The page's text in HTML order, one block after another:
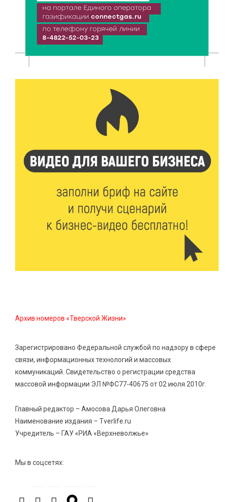
Виталий Королев: 58 пространств благоустроят в
Верхневолжье
343
Завершается обустройство трассы
Витязи — Духовщина — Белый — Нелидово в
5 Авг 2026 16:32 361
«Зарядка со стражем порядка»: как в Нелидово
приобщают детей к здоровому образу жизни
5 Авг 2026 16:02 327
В Калининском округе отметят День
физкультурника масштабной Спартакиадой
5 Авг 2026 15:25 268
обучение в УМЦ «Авангард» при ВУЦ ТвГТУ
5 Авг 2026 15:02 356
«Гришкино» готовят масштабный праздник
Архив номеров «Тверской Жизни»
Зарегистрировано Федеральной службой по надзору в сфере
связи, информационных технологий и массовых
коммуникаций. Свидетельство о регистрации средства
массовой информации ЭЛ №ФС77-40675 от 02 июля 2010г.
Главный редактор – Амосова Дарья Олеговна
Наименование издания – Tverlife.ru
Учредитель – ГАУ «РИА «Верхневолжье»
Мы в соцсетях: